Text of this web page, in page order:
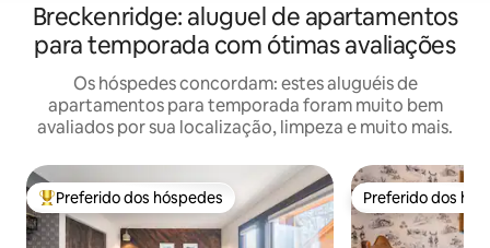
Breckenridge: aluguel de apartamentos
para temporada com ótimas avaliações
Os hóspedes concordam: estes aluguéis de
apartamentos para temporada foram muito bem
avaliados por sua localização, limpeza e muito mais.
Entre os melhores preferidos dos hóspedes
Preferido dos hóspedes Preferido dos
Preferido dos